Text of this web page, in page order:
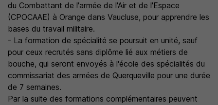
du Combattant de l'armée de l'Air et de l'Espace
(CPOCAAE) à Orange dans Vaucluse, pour apprendre les
bases du travail militaire.
- La formation de spécialité se poursuit en unité, sauf
pour ceux recrutés sans diplôme lié aux métiers de
bouche, qui seront envoyés à l'école des spécialités du
commissariat des armées de Querqueville pour une durée
de 7 semaines.
Par la suite des formations complémentaires peuvent